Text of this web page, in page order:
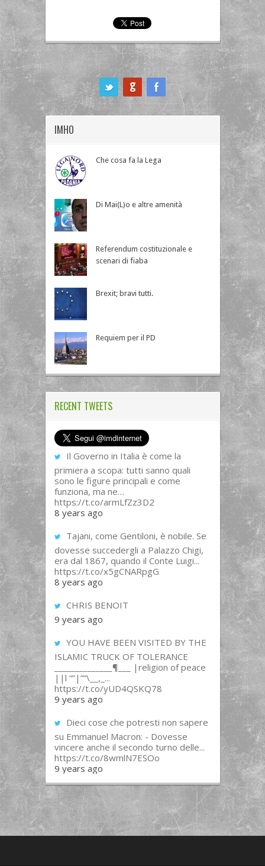
IMHO
Che cosa fa la Lega
Di Mai(L)o e altre amenità
Referendum costituzionale e
scenari di fiaba
Brexit; bravi tutti.
Requiem per il PD
RECENT TWEETS
Il Governo in Italia è come la
primiera a scopa: tutti sanno quali
sono le figure principali e come
funziona, ma ne…
https://t.co/armLfZz3D2
8 years ago
Tajani, come Gentiloni, è nobile. Se
dovesse succedergli a Palazzo Chigi,
era dal 1867, quando il Conte Luigi...
https://t.co/x5gCNARpgG
8 years ago
CHRIS BENOIT
9 years ago
YOU HAVE BEEN VISITED BY THE
ISLAMIC TRUCK OF TOLERANCE
______________¶___ |religion of peace
||l “”|””\__,_...
https://t.co/yUD4QSKQ78
9 years ago
Dieci cose che potresti non sapere
su Emmanuel Macron: - Dovesse
vincere anche il secondo turno delle...
https://t.co/8wmlN7ESOo
9 years ago